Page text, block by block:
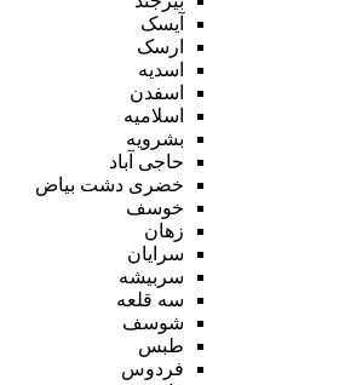
آیسک
ارسک
اسدیه
اسفدن
اسلامیه
بشرویه
حاجی آباد
خضری دشت بیاض
خوسف
زهان
سرایان
سربیشه
سه قلعه
شوسف
طبس
فردوس